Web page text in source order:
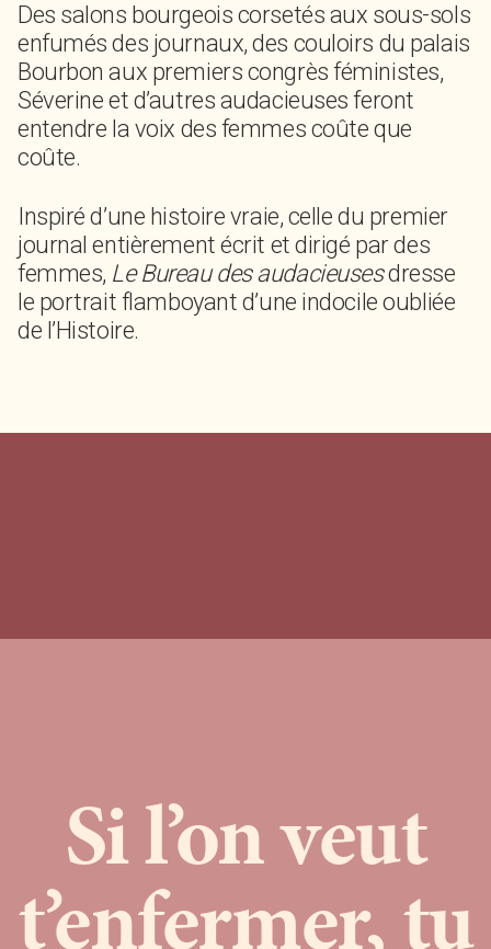
Des salons bourgeois corsetés aux sous-sols
enfumés des journaux, des couloirs du palais
Bourbon aux premiers congrès féministes,
Séverine et d’autres audacieuses feront
entendre la voix des femmes coûte que
coûte.
Inspiré d’une histoire vraie, celle du premier
journal entièrement écrit et dirigé par des
femmes, Le Bureau des audacieusesdresse
le portrait flamboyant d’une indocile oubliée
de l’Histoire.
Si l’on veut
t’enfermer, tu